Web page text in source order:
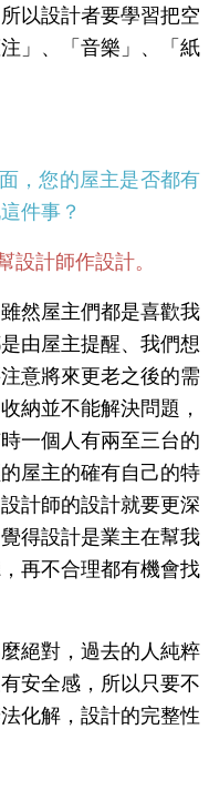
以設計者要學習把空
」、「音樂」、「紙
，您的屋主是否都有
件事？
設計師作設計。
然屋主們都是喜歡我
由屋主提醒、我們想
意將來更老之後的需
納並不能解決問題，
一個人有兩至三台的
屋主的確有自己的特
計師的設計就要更深
得設計是業主在幫我
再不合理都有機會找
絕對，過去的人純粹
安全感，所以只要不
化解，設計的完整性